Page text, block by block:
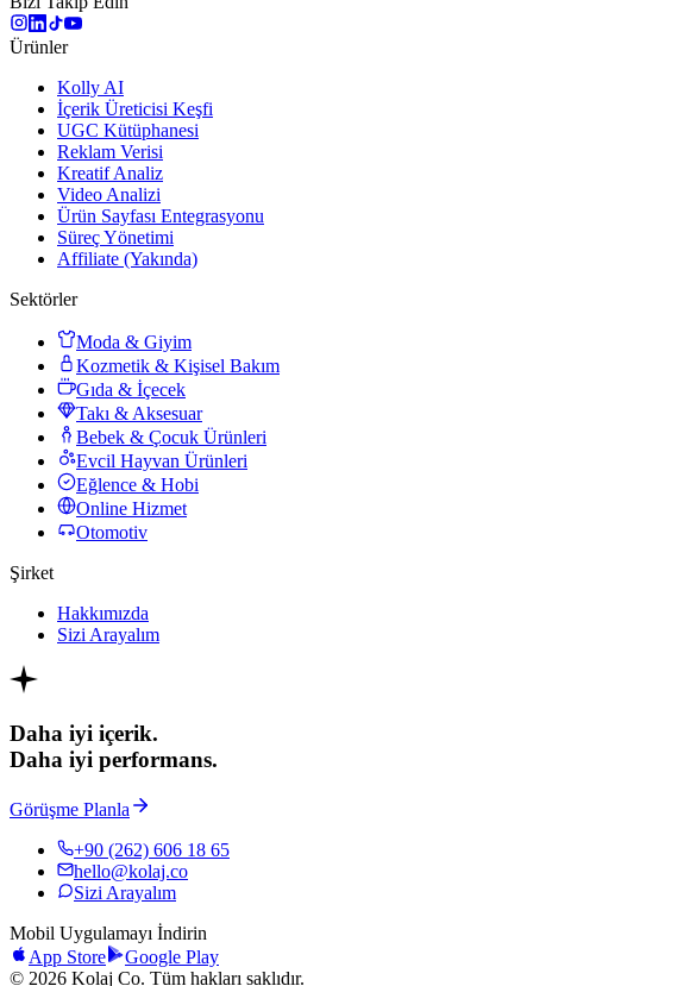
Ürünler
Kolly AI
İçerik Üreticisi Keşfi
UGC Kütüphanesi
Reklam Verisi
Kreatif Analiz
Video Analizi
Ürün Sayfası Entegrasyonu
Süreç Yönetimi
Affiliate (Yakında)
Sektörler
Moda & Giyim
Kozmetik & Kişisel Bakım
Gıda & İçecek
Takı & Aksesuar
Bebek & Çocuk Ürünleri
Evcil Hayvan Ürünleri
Eğlence & Hobi
Online Hizmet
Otomotiv
Şirket
Hakkımızda
Sizi Arayalım
Daha iyi içerik.
Daha iyi performans.
Görüşme Planla
+90 (262) 606 18 65
hello@kolaj.co
Sizi Arayalım
Mobil Uygulamayı İndirin
App Store
Google Play
© 2026 Kolaj Co. Tüm hakları saklıdır.